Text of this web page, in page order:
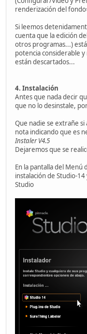
renderización del
Si leemos
cuenta que la edición
otros programas...)
potencia considerable
están descartados...
4. Instalación
Antes que nada decir
que no lo desinstale,
Que nadie se extrañe si
nota indicando que es
Instaler V4.5
Dejaremos que se
En la pantalla del
instalación de Studio-
Studio